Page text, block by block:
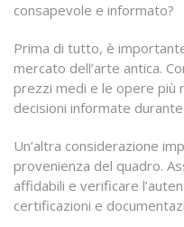
consapevole e informato?
Prima di tutto, è
mercato dell’arte antica.
prezzi medi e le opere più
decisioni informate
Un’altra considerazione
provenienza del quadro.
affidabili e verificare
certificazioni e